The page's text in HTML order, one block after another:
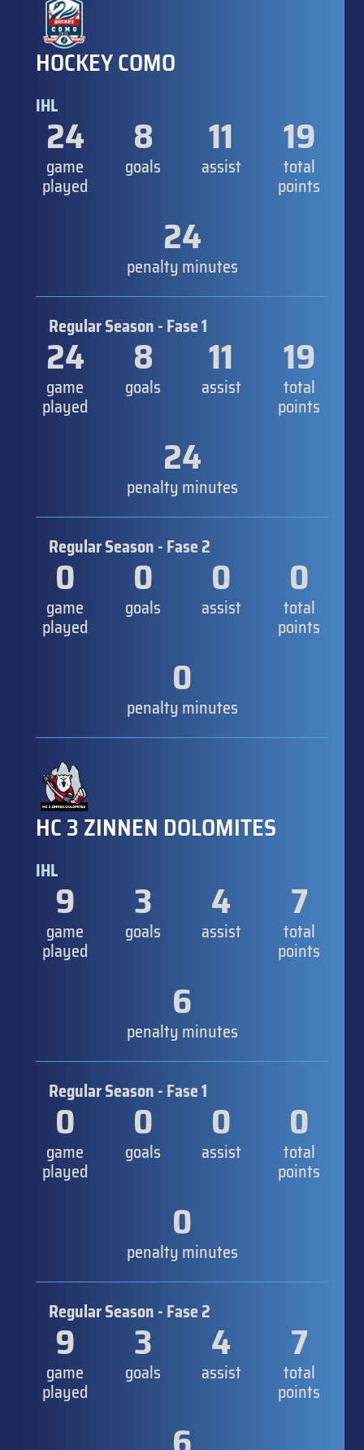
HOCKEY COMO
IHL
24
game
played
8
goals
11
assist
19
total
points
24
penalty minutes
Regular Season - Fase 1
24
game
played
8
goals
11
assist
19
total
points
24
penalty minutes
Regular Season - Fase 2
0
game
played
0
goals
0
assist
0
total
points
0
penalty minutes
HC 3 ZINNEN DOLOMITES
IHL
9
game
played
3
goals
4
assist
7
total
points
6
penalty minutes
Regular Season - Fase 1
0
game
played
0
goals
0
assist
0
total
points
0
penalty minutes
Regular Season - Fase 2
9
game
played
3
goals
4
assist
7
total
points